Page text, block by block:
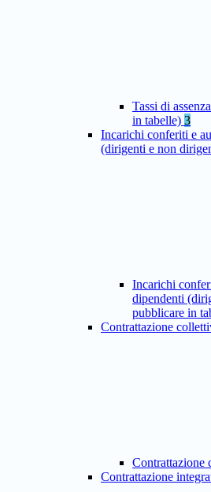
Tassi di
in tabelle) 3
Incarichi conferiti e
(dirigenti e non
Incarichi
dipendenti
pubblicare in
Contrattazione
Contrattazione
Contrattazione